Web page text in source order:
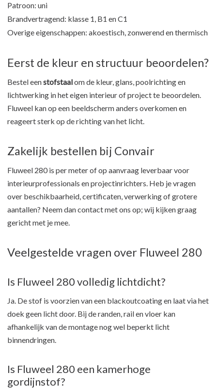
Patroon: uni
Brandvertragend: klasse 1, B1 en C1
Overige eigenschappen: akoestisch, zonwerend en thermisch
Eerst de kleur en structuur beoordelen?
Bestel eenstofstaalom de kleur, glans, poolrichting en
lichtwerking in het eigen interieur of project te beoordelen.
Fluweel kan op een beeldscherm anders overkomen en
reageert sterk op de richting van het licht.
Zakelijk bestellen bij Convair
Fluweel 280 is per meter of op aanvraag leverbaar voor
interieurprofessionals en projectinrichters. Heb je vragen
over beschikbaarheid, certificaten, verwerking of grotere
aantallen? Neem dan contact met ons op; wij kijken graag
gericht met je mee.
Veelgestelde vragen over Fluweel 280
Is Fluweel 280 volledig lichtdicht?
Ja. De stof is voorzien van een blackoutcoating en laat via het
doek geen licht door. Bij de randen, rail en vloer kan
afhankelijk van de montage nog wel beperkt licht
binnendringen.
Is Fluweel 280 een kamerhoge
gordijnstof?